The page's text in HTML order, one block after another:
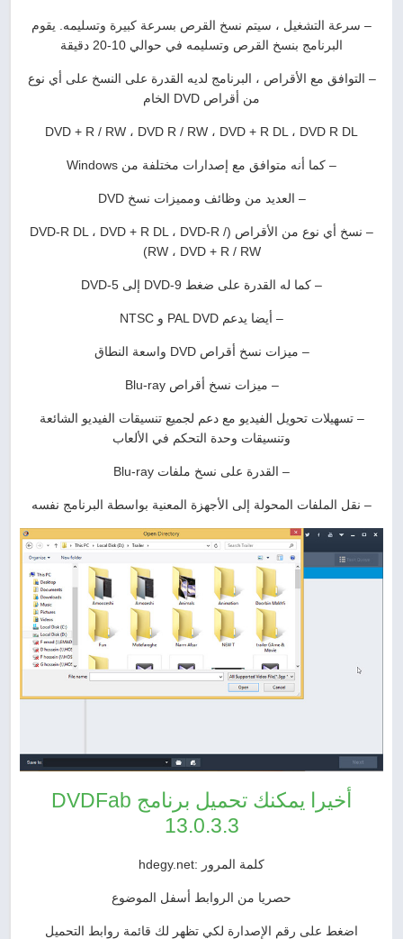
– سرعة التشغيل ، سيتم نسخ القرص بسرعة كبيرة وتسليمه. يقوم
البرنامج بنسخ القرص وتسليمه في حوالي 10-20 دقيقة
– التوافق مع الأقراص ، البرنامج لديه القدرة على النسخ على أي نوع
من أقراص DVD الخام
DVD + R / RW ، DVD R / RW ، DVD + R DL ، DVD R DL
– كما أنه متوافق مع إصدارات مختلفة من Windows
– العديد من وظائف ومميزات نسخ DVD
– نسخ أي نوع من الأقراص (DVD-R DL ، DVD + R DL ، DVD-R /
RW ، DVD + R / RW)
– كما له القدرة على ضغط DVD-9 إلى DVD-5
– أيضا يدعم PAL DVD و NTSC
– ميزات نسخ أقراص DVD واسعة النطاق
– ميزات نسخ أقراص Blu-ray
– تسهيلات تحويل الفيديو مع دعم لجميع تنسيقات الفيديو الشائعة
وتنسيقات وحدة التحكم في الألعاب
– القدرة على نسخ ملفات Blu-ray
– نقل الملفات المحولة إلى الأجهزة المعنية بواسطة البرنامج نفسه
أخيرا يمكنك تحميل برنامج DVDFab
13.0.3.3
كلمة المرور :hdegy.net
حصريا من الروابط أسفل الموضوع
اضغط على رقم الإصدارة لكي تظهر لك قائمة روابط التحميل